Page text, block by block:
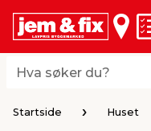
Hva søker du?
Hva søker du?
og varme
Startside Huset